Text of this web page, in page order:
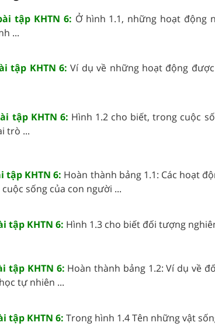
tập KHTN 6: Ở hình 1.1, những hoạt động
...
tập KHTN 6:Ví dụ về những hoạt động
tập KHTN 6: Hình 1.2 cho biết, trong cuộc
trò ...
tập KHTN 6: Hoàn thành bảng 1.1: Các hoạt
sống của con người ...
tập KHTN 6: Hình 1.3 cho biết đối tượng
tập KHTN 6: Hoàn thành bảng 1.2: Ví dụ về
tự nhiên ...
tập KHTN 6: Trong hình 1.4 Tên những vật